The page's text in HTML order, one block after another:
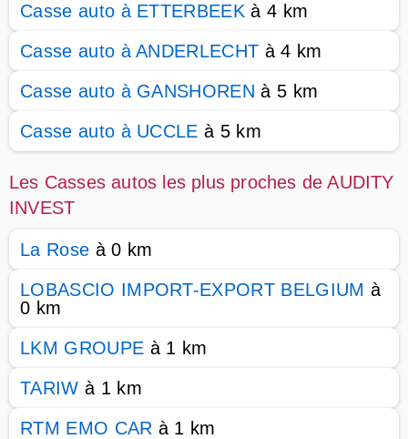
Casse auto à ETTERBEEK à 4 km
Casse auto à ANDERLECHT à 4 km
Casse auto à GANSHOREN à 5 km
Casse auto à UCCLE à 5 km
Les Casses autos les plus proches de AUDITY
INVEST
La Rose à 0 km
LOBASCIO IMPORT-EXPORT BELGIUM à
0 km
LKM GROUPE à 1 km
TARIW à 1 km
RTM EMO CAR à 1 km